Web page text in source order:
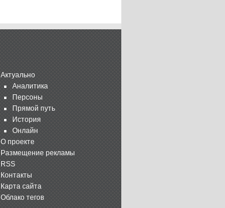
Актуально
Аналитика
Персоны
Прямой путь
История
Онлайн
О проекте
Размещение рекламы
RSS
Контакты
Карта сайта
Облако тегов